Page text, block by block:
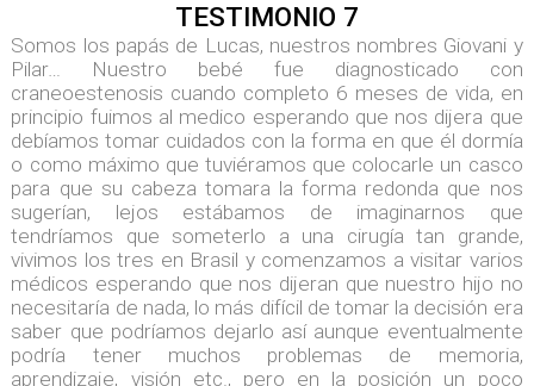
TESTIMONIO 7
Somos los papás de Lucas, nuestros nombres Giovani y
Pilar… Nuestro bebé fue diagnosticado con
craneoestenosis cuando completo 6 meses de vida, en
principio fuimos al medico esperando que nos dijera que
debíamos tomar cuidados con la forma en que él dormía
o como máximo que tuviéramos que colocarle un casco
para que su cabeza tomara la forma redonda que nos
sugerían, lejos estábamos de imaginarnos que
tendríamos que someterlo a una cirugía tan grande,
vivimos los tres en Brasil y comenzamos a visitar varios
médicos esperando que nos dijeran que nuestro hijo no
necesitaría de nada, lo más difícil de tomar la decisión era
saber que podríamos dejarlo así aunque eventualmente
podría tener muchos problemas de memoria,
aprendizaje, visión etc., pero en la posición un poco